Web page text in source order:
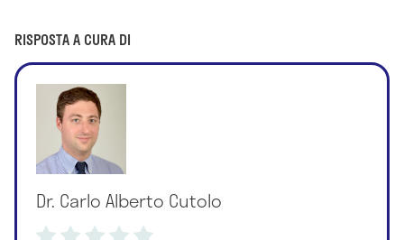
RISPOSTA A CURA DI
Dr. Carlo Alberto Cutolo